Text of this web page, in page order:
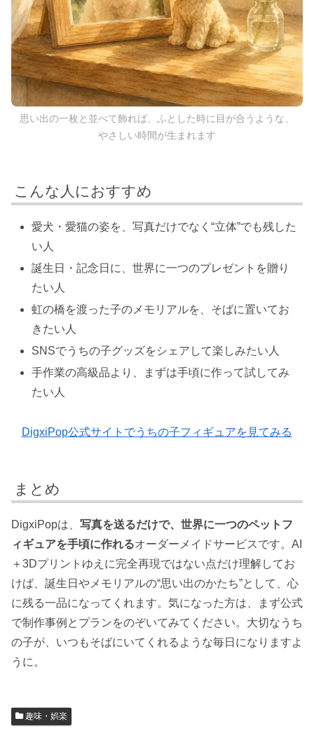
思い出の一枚と並べて飾れば、ふとした時に目が合うような、
やさしい時間が生まれます
こんな人におすすめ
愛犬・愛猫の姿を、写真だけでなく“立体”でも残した
い人
誕生日・記念日に、世界に一つのプレゼントを贈り
たい人
虹の橋を渡った子のメモリアルを、そばに置いてお
きたい人
SNSでうちの子グッズをシェアして楽しみたい人
手作業の高級品より、まずは手頃に作って試してみ
たい人
DigxiPop公式サイトでうちの子フィギュアを見てみる
まとめ
DigxiPopは、 写真を送るだけで、世界に一つのペットフ
ィギュアを手頃に作れるオーダーメイドサービスです。AI
＋3Dプリントゆえに完全再現ではない点だけ理解してお
けば、誕生日やメモリアルの“思い出のかたち”として、心
に残る一品になってくれます。気になった方は、まず公式
で制作事例とプランをのぞいてみてください。大切なうち
の子が、いつもそばにいてくれるような毎日になりますよ
うに。
趣味・娯楽